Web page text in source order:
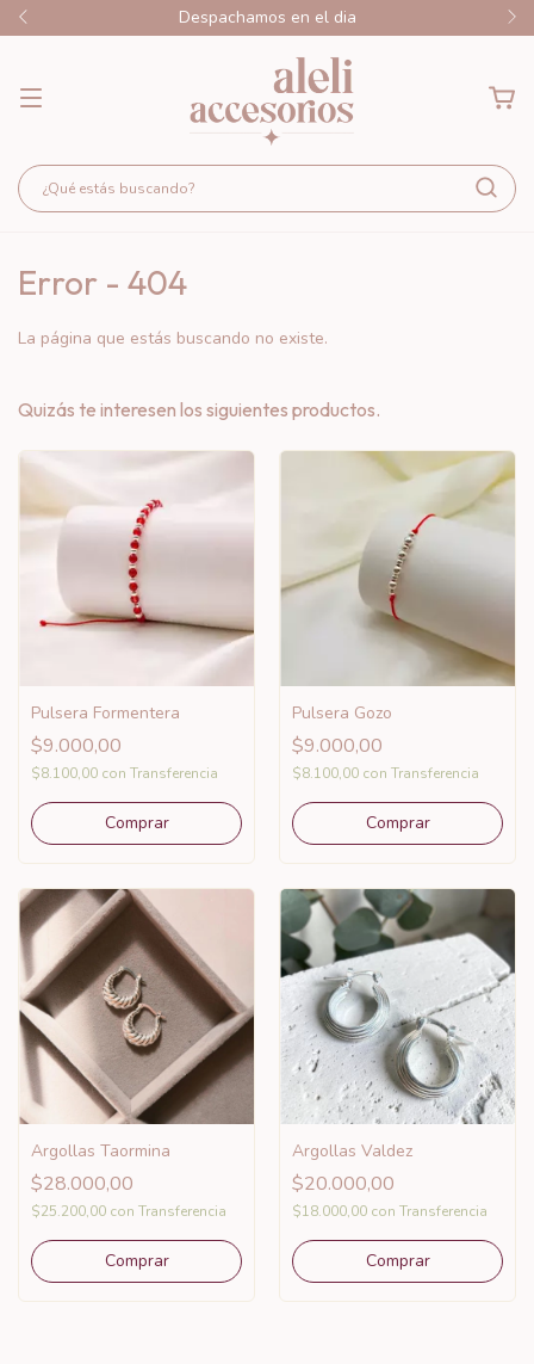
Despachamos en el dia
Error - 404
La página que estás buscando no existe.
Quizás te interesen los siguientes productos.
Pulsera Formentera
$9.000,00
$8.100,00 con Transferencia
Pulsera Gozo
$9.000,00
$8.100,00 con Transferencia
Argollas Taormina
$28.000,00
$25.200,00 con Transferencia
Argollas Valdez
$20.000,00
$18.000,00 con Transferencia